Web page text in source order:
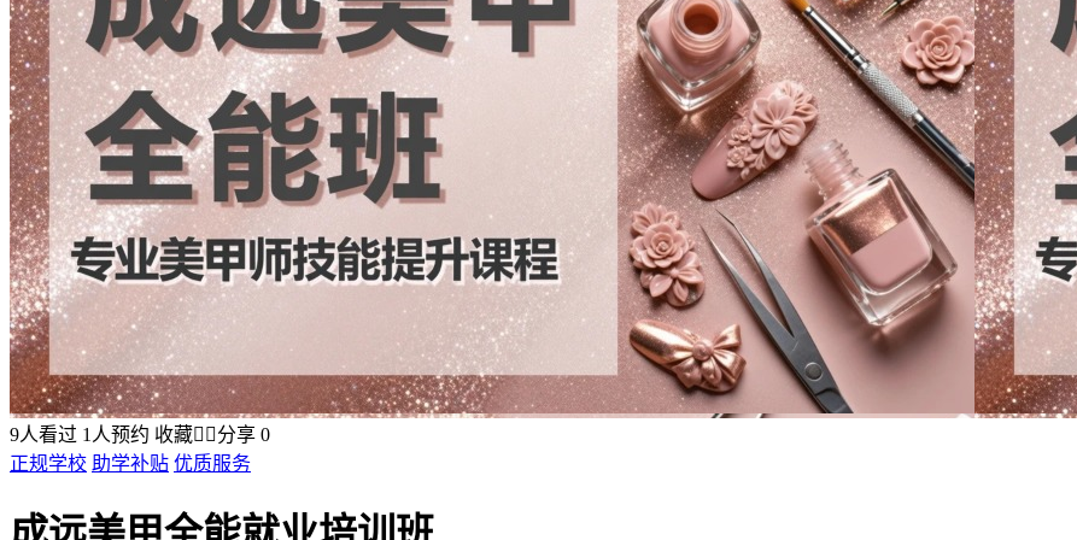
9人看过 1 人预约 收藏 分享 0
正规学校 助学补贴 优质服务